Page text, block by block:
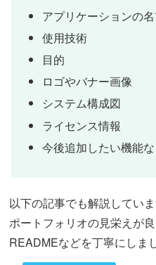
アプリケーションの
使用技術
目的
ロゴやバナー画像
システム構成図
ライセンス情報
今後追加したい機能
以下の記事でも解説してい
ポートフォリオの見栄えが
READMEなどを丁寧にしま